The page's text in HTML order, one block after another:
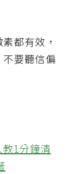
都有效，
要聽信偏
1分鐘清